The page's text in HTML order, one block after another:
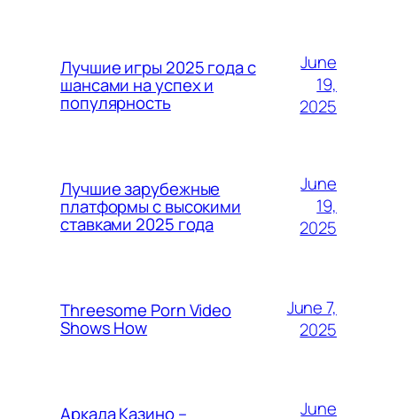
Лучшие игры 2025 года с
шансами на успех и
популярность
June
19,
2025
Лучшие зарубежные
платформы с высокими
ставками 2025 года
June
19,
2025
Threesome Porn Video
Shows How
June 7,
2025
Аркада Казино –
June